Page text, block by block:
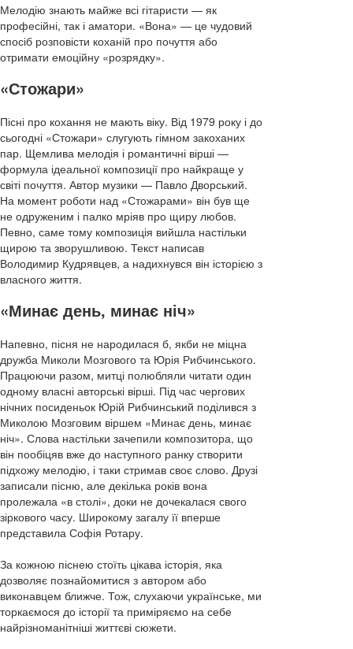
Мелодію знають майже всі гітаристи — як
професійні, так і аматори. «Вона» — це чудовий
спосіб розповісти коханій про почуття або
отримати емоційну «розрядку».
«Стожари»
Пісні про кохання не мають віку. Від 1979 року і до
сьогодні «Стожари» слугують гімном закоханих
пар. Щемлива мелодія і романтичні вірші —
формула ідеальної композиції про найкраще у
світі почуття. Автор музики — Павло Дворський.
На момент роботи над «Стожарами» він був ще
не одруженим і палко мріяв про щиру любов.
Певно, саме тому композиція вийшла настільки
щирою та зворушливою. Текст написав
Володимир Кудрявцев, а надихнувся він історією з
власного життя.
«Минає день, минає ніч»
Напевно, пісня не народилася б, якби не міцна
дружба Миколи Мозгового та Юрія Рибчинського.
Працюючи разом, митці полюбляли читати один
одному власні авторські вірші. Під час чергових
нічних посиденьок Юрій Рибчинський поділився з
Миколою Мозговим віршем «Минає день, минає
ніч». Слова настільки зачепили композитора, що
він пообіцяв вже до наступного ранку створити
підхожу мелодію, і таки стримав своє слово. Друзі
записали пісню, але декілька років вона
пролежала «в столі», доки не дочекалася свого
зіркового часу. Широкому загалу її вперше
представила Софія Ротару.
За кожною піснею стоїть цікава історія, яка
дозволяє познайомитися з автором або
виконавцем ближче. Тож, слухаючи українське, ми
торкаємося до історії та приміряємо на себе
найрізноманітніші життєві сюжети.